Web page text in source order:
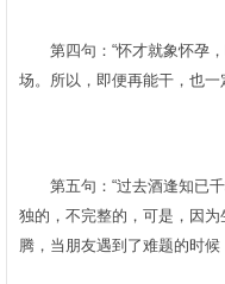
第四句：“怀才就象怀孕，
场。所以，即便再能干，也
第五句：“过去酒逢知已千
独的，不完整的，可是，因
腾，当朋友遇到了难题的时